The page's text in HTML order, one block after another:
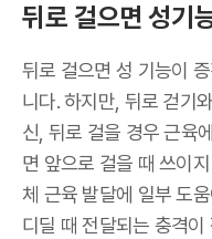
뒤로 걸으면 성기
뒤로 걸으면 성 기능이
니다. 하지만, 뒤로 걷기
신, 뒤로 걸을 경우 근육
면 앞으로 걸을 때 쓰이
체 근육 발달에 일부 도
디딜 때 전달되는 충격이